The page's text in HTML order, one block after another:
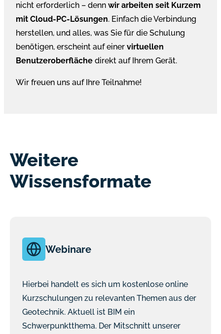
nicht erforderlich – denn wir arbeiten seit Kurzem
mit Cloud-PC-Lösungen. Einfach die Verbindung
herstellen, und alles, was Sie für die Schulung
benötigen, erscheint auf einervirtuellen
Benutzeroberfläche direkt auf Ihrem Gerät.
Wir freuen uns auf Ihre Teilnahme!
Weitere
Wissensformate
Webinare
Hierbei handelt es sich um kostenlose online
Kurzschulungen zu relevanten Themen aus der
Geotechnik. Aktuell ist BIM ein
Schwerpunktthema. Der Mitschnitt unserer